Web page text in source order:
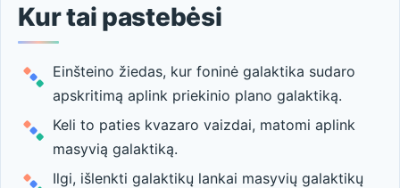
Kur tai pastebėsi
Einšteino žiedas, kur foninė galaktika sudaro
apskritimą aplink priekinio plano galaktiką.
Keli to paties kvazaro vaizdai, matomi aplink
masyvią galaktiką.
Ilgi, išlenkti galaktikų lankai masyvių galaktikų